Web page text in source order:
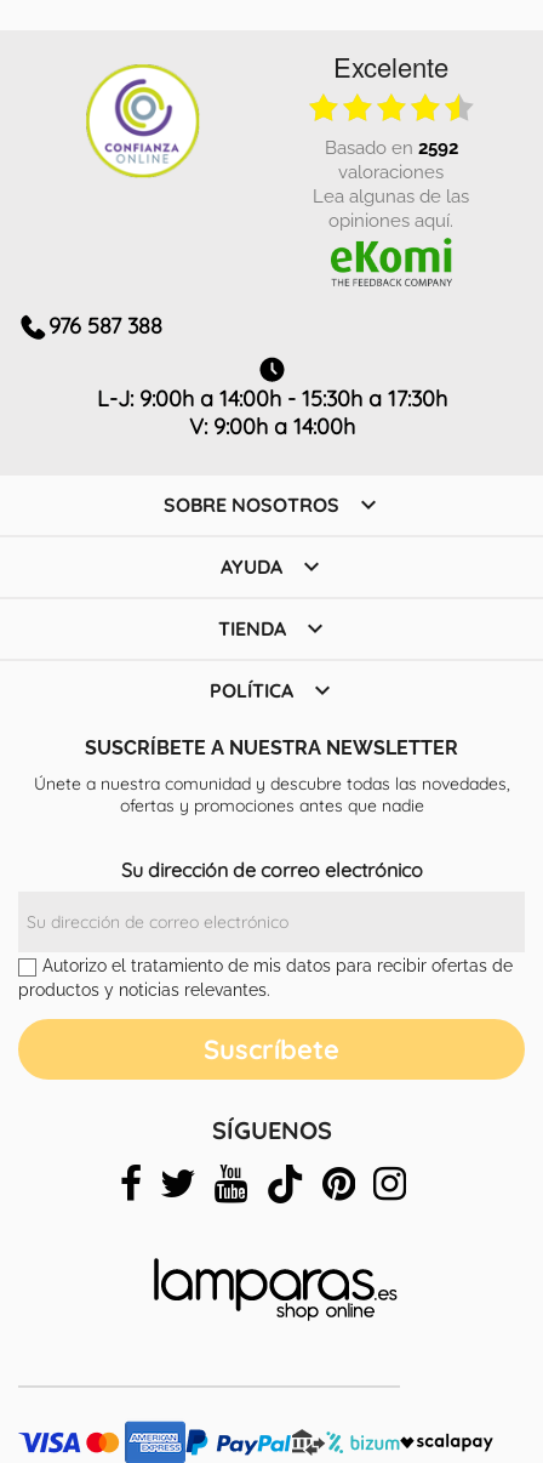
Excelente
basado en 2592
valoraciones
Lea algunas de las
opiniones aquí.
976 587 388
L-J: 9:00h a 14:00h - 15:30h a 17:30h
V: 9:00h a 14:00h
SOBRE NOSOTROS 
AYUDA 
TIENDA 
POLÍTICA 
SUSCRÍBETE A NUESTRA NEWSLETTER
Únete a nuestra comunidad y descubre todas las novedades,
ofertas y promociones antes que nadie
Su dirección de correo electrónico
Autorizo el tratamiento de mis datos para recibir ofertas de
productos y noticias relevantes.
SÍGUENOS